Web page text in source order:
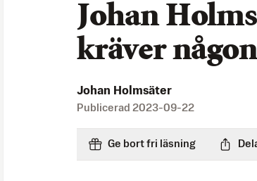
Johan
kräver
Johan Holmsäter
Publicerad 2023-09-22
Ge bort fri läsning